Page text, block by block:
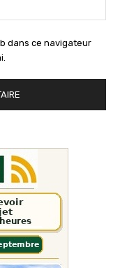
:
dans ce navigateur